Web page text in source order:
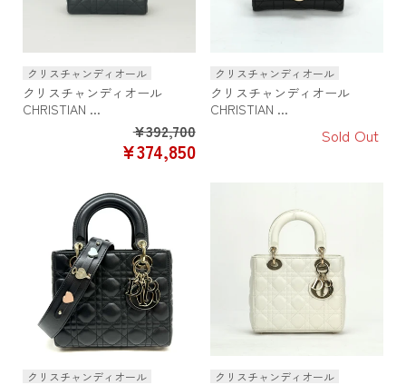
クリスチャンディオール
クリスチャンディオール
CHRISTIAN ...
¥392,700
SALE
¥374,850
クリスチャンディオール
クリスチャンディオール
CHRISTIAN ...
Sold Out
クリスチャンディオール クリスチャンディオール